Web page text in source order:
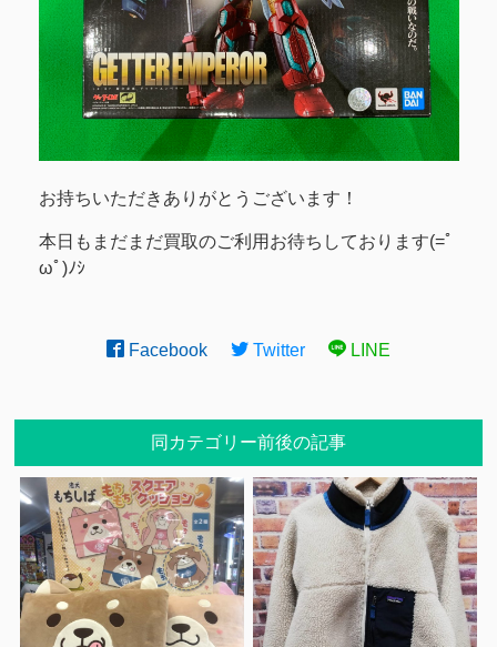
お持ちいただきありがとうございます！
本日もまだまだ買取のご利用お待ちしております(=ﾟ
ωﾟ)ﾉｼ
Facebook Twitter LINE
同カテゴリー前後の記事